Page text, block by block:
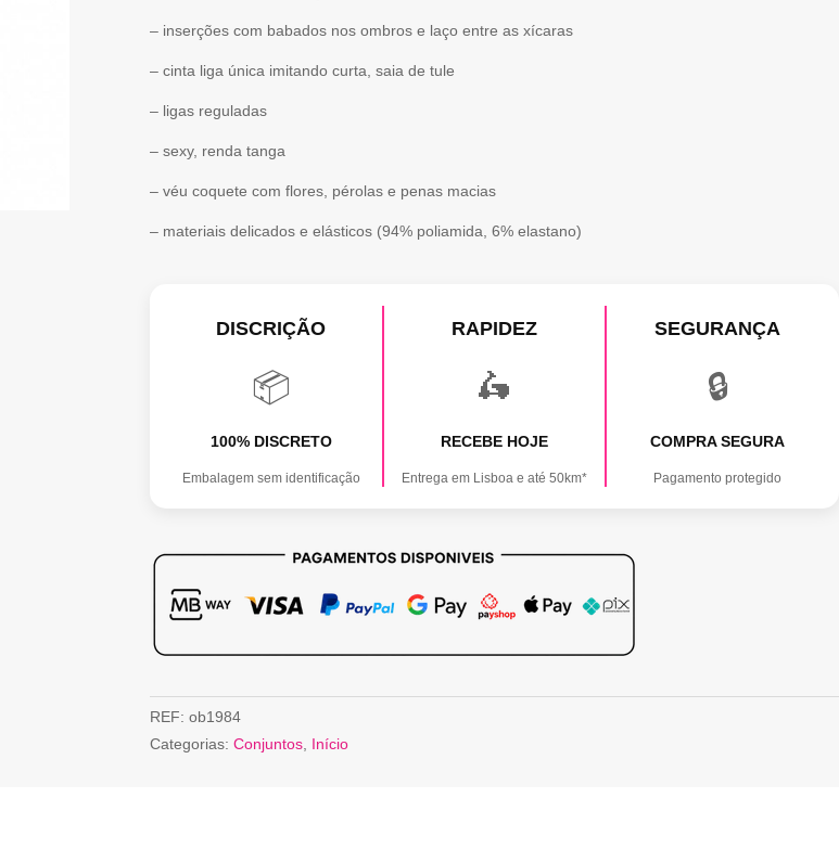
– inserções com babados nos ombros e laço entre as xícaras
– cinta liga única imitando curta, saia de tule
– ligas reguladas
– sexy, renda tanga
– véu coquete com flores, pérolas e penas macias
– materiais delicados e elásticos (94% poliamida, 6% elastano)
DISCRIÇÃO
📦
100% DISCRETO
Embalagem sem identificação
RAPIDEZ
🛵
RECEBE HOJE
Entrega em Lisboa e até 50km*
SEGURANÇA
🔒
COMPRA SEGURA
Pagamento protegido
REF: ob1984
Categorias: Conjuntos, Início